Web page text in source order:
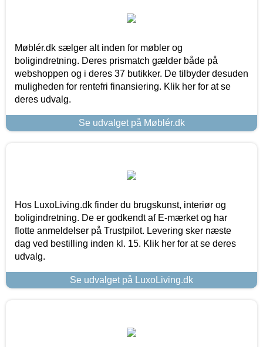
Møblér.dk sælger alt inden for møbler og
boligindretning. Deres prismatch gælder både på
webshoppen og i deres 37 butikker. De tilbyder desuden
muligheden for rentefri finansiering. Klik her for at se
deres udvalg.
Se udvalget på Møblér.dk
Hos LuxoLiving.dk finder du brugskunst, interiør og
boligindretning. De er godkendt af E-mærket og har
flotte anmeldelser på Trustpilot. Levering sker næste
dag ved bestilling inden kl. 15. Klik her for at se deres
udvalg.
Se udvalget på LuxoLiving.dk